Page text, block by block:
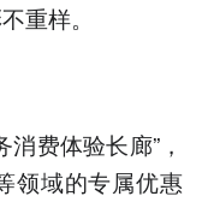
重样。
费体验长廊”，
领域的专属优惠